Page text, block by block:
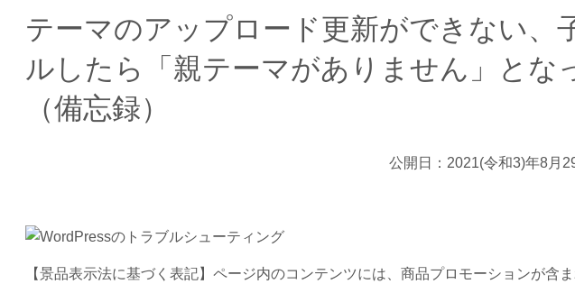
テーマのアップロード更新ができない、
ルしたら「親テーマがありません」とな
（備忘録）
公開日： 2021(令和3)年8月
【景品表示法に基づく表記】ページ内のコンテンツには、商品プロモーションが含